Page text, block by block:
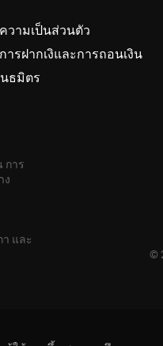
วามเป็นส่วนตัว
ารฝากเงิและการถอนเงิน
ธมิตร
การ
ง
า และ
©